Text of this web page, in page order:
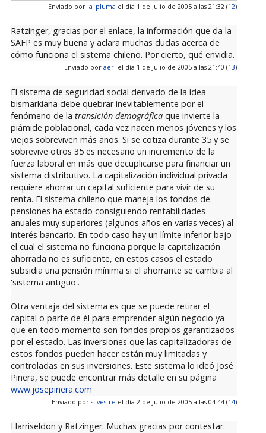
Enviado por la_pluma el día 1 de Julio de 2005 a las 21:32 (12)
Ratzinger, gracias por el enlace, la información que da la
SAFP es muy buena y aclara muchas dudas acerca de
cómo funciona el sistema chileno. Por cierto, qué envidia.
Enviado por aeri el día 1 de Julio de 2005 a las 21:40 (13)
El sistema de seguridad social derivado de la idea
bismarkiana debe quebrar inevitablemente por el
fenómeno de la transición demográficaque invierte la
piámide poblacional, cada vez nacen menos jóvenes y los
viejos sobreviven más años. Si se cotiza durante 35 y se
sobrevive otros 35 es necesario un incremento de la
fuerza laboral en más que decuplicarse para financiar un
sistema distributivo. La capitalización individual privada
requiere ahorrar un capital suficiente para vivir de su
renta. El sistema chileno que maneja los fondos de
pensiones ha estado consiguiendo rentabilidades
anuales muy superiores (algunos años en varias veces) al
interés bancario. En todo caso hay un límite inferior bajo
el cual el sistema no funciona porque la capitalización
ahorrada no es suficiente, en estos casos el estado
subsidia una pensión mínima si el ahorrante se cambia al
'sistema antiguo'.
Otra ventaja del sistema es que se puede retirar el
capital o parte de él para emprender algún negocio ya
que en todo momento son fondos propios garantizados
por el estado. Las inversiones que las capitalizadoras de
estos fondos pueden hacer están muy limitadas y
controladas en sus inversiones. Este sistema lo ideó José
Piñera, se puede encontrar más detalle en su página
www.josepinera.com
Enviado por silvestre el día 2 de Julio de 2005 a las 04:44 (14)
Harriseldon y Ratzinger: Muchas gracias por contestar.